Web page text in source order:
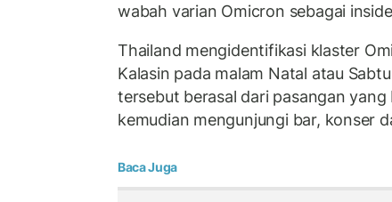
wabah varian Omicron sebagai
Thailand mengidentifikasi klaster
Kalasin pada malam Natal atau
tersebut berasal dari pasangan yang
kemudian mengunjungi bar, konser
Baca Juga